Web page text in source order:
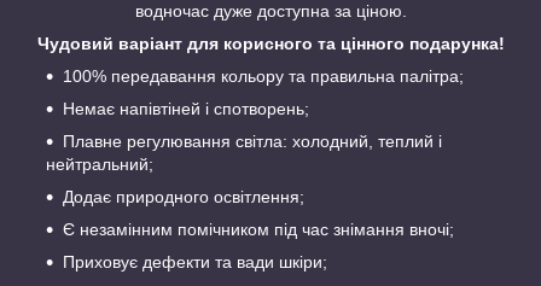
водночас дуже доступна за ціною.
Чудовий варіант для корисного та цінного подарунка!
100% передавання кольору та правильна палітра;
Немає напівтіней і спотворень;
Плавне регулювання світла: холодний, теплий і
нейтральний;
Додає природного освітлення;
Є незамінним помічником під час знімання вночі;
Приховує дефекти та вади шкіри;